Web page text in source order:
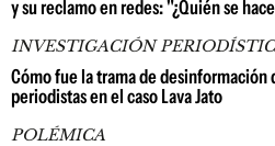
y su reclamo en redes: "¿Quién se
INVESTIGACIÓN
Cómo fue la trama de desinformación
periodistas en el caso Lava Jato
POLÉMICA